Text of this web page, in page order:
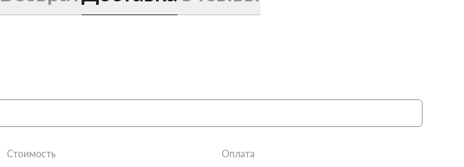
Стоимость Оплата